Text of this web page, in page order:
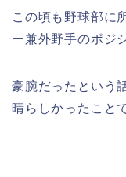
この頃も野球部に
ー兼外野手のポジ
豪腕だったという
晴らしかったこと